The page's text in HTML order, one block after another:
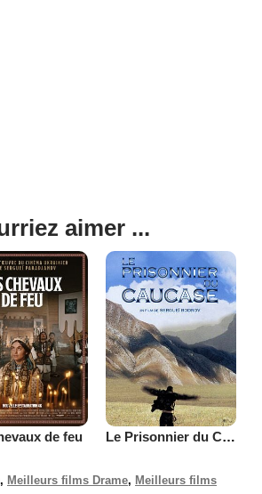
aimer ...
de feu Le Prisonnier du Caucase
, Meilleurs films Drame, Meilleurs films